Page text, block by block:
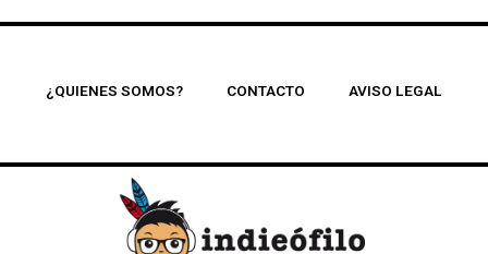
¿QUIENES SOMOS? CONTACTO AVISO LEGAL